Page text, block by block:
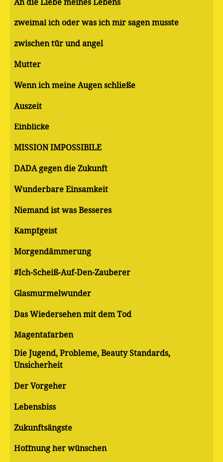
An die Liebe meines Lebens
zweimal ich oder was ich mir sagen musste
zwischen tür und angel
Mutter
Wenn ich meine Augen schließe
Auszeit
Einblicke
MISSION IMPOSSIBILE
DADA gegen die Zukunft
Wunderbare Einsamkeit
Niemand ist was Besseres
Kampfgeist
Morgendämmerung
#Ich-Scheiß-Auf-Den-Zauberer
Glasmurmelwunder
Das Wiedersehen mit dem Tod
Magentafarben
Die Jugend, Probleme, Beauty Standards,
Unsicherheit
Der Vorgeher
Lebensbiss
Zukunftsängste
Hoffnung her wünschen